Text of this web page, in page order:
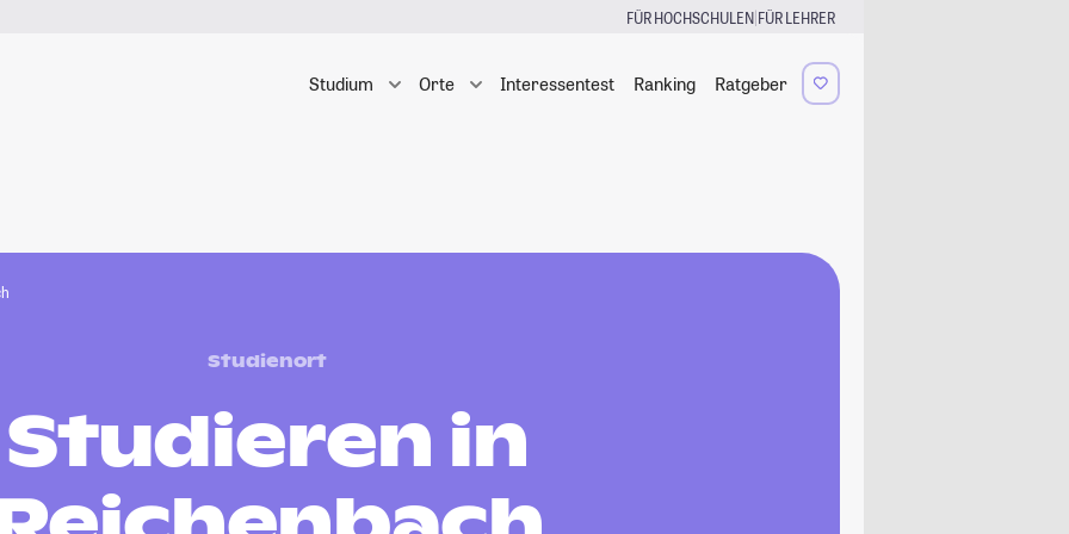
FÜR HOCHSCHULEN|FÜR LEHRER
Studium Orte Interessentest Ranking Ratgeber
Studienort
Studieren in